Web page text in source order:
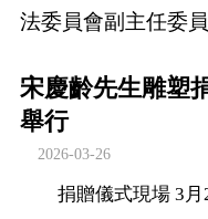
法委員會副主任委員
宋慶齡先生雕塑
舉行
2026-03-26
捐贈儀式現場 3